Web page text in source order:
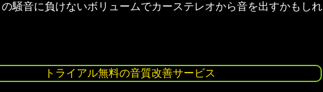
騒音に負けないボリュームでカーステレオから音を出すかもしれ
トライアル無料の音質改善サービス